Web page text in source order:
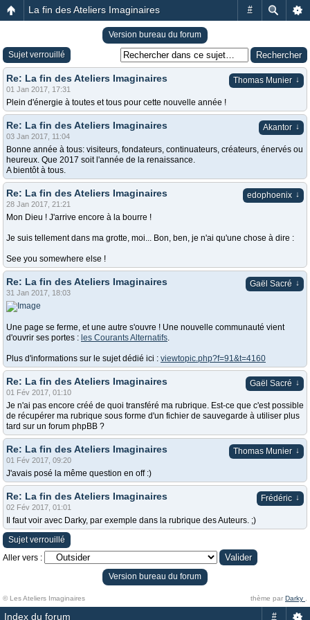
#
La fin des Ateliers Imaginaires
Version bureau du forum
Sujet verrouillé
Thomas Munier ↓
Re: La fin des Ateliers Imaginaires
01 Jan 2017, 17:31
Plein d'énergie à toutes et tous pour cette nouvelle année !
Akantor ↓
Re: La fin des Ateliers Imaginaires
03 Jan 2017, 11:04
Bonne année à tous: visiteurs, fondateurs, continuateurs, créateurs, énervés ou
heureux. Que 2017 soit l'année de la renaissance.
A bientôt à tous.
edophoenix ↓
Re: La fin des Ateliers Imaginaires
28 Jan 2017, 21:21
Mon Dieu ! J'arrive encore à la bourre !
Je suis tellement dans ma grotte, moi... Bon, ben, je n'ai qu'une chose à dire :
See you somewhere else !
Gaël Sacré ↓
Re: La fin des Ateliers Imaginaires
31 Jan 2017, 18:03
Une page se ferme, et une autre s'ouvre ! Une nouvelle communauté vient
d'ouvrir ses portes : les Courants Alternatifs.
Plus d'informations sur le sujet dédié ici : viewtopic.php?f=91&t=4160
Gaël Sacré ↓
Re: La fin des Ateliers Imaginaires
01 Fév 2017, 01:10
Je n'ai pas encore créé de quoi transféré ma rubrique. Est-ce que c'est possible
de récupérer ma rubrique sous forme d'un fichier de sauvegarde à utiliser plus
tard sur un forum phpBB ?
Thomas Munier ↓
Re: La fin des Ateliers Imaginaires
01 Fév 2017, 09:20
J'avais posé la même question en off :)
Frédéric ↓
Re: La fin des Ateliers Imaginaires
02 Fév 2017, 01:01
Il faut voir avec Darky, par exemple dans la rubrique des Auteurs. ;)
Sujet verrouillé
Aller vers :
Version bureau du forum
© Les Ateliers Imaginaires thème par Darky
Index du forum #